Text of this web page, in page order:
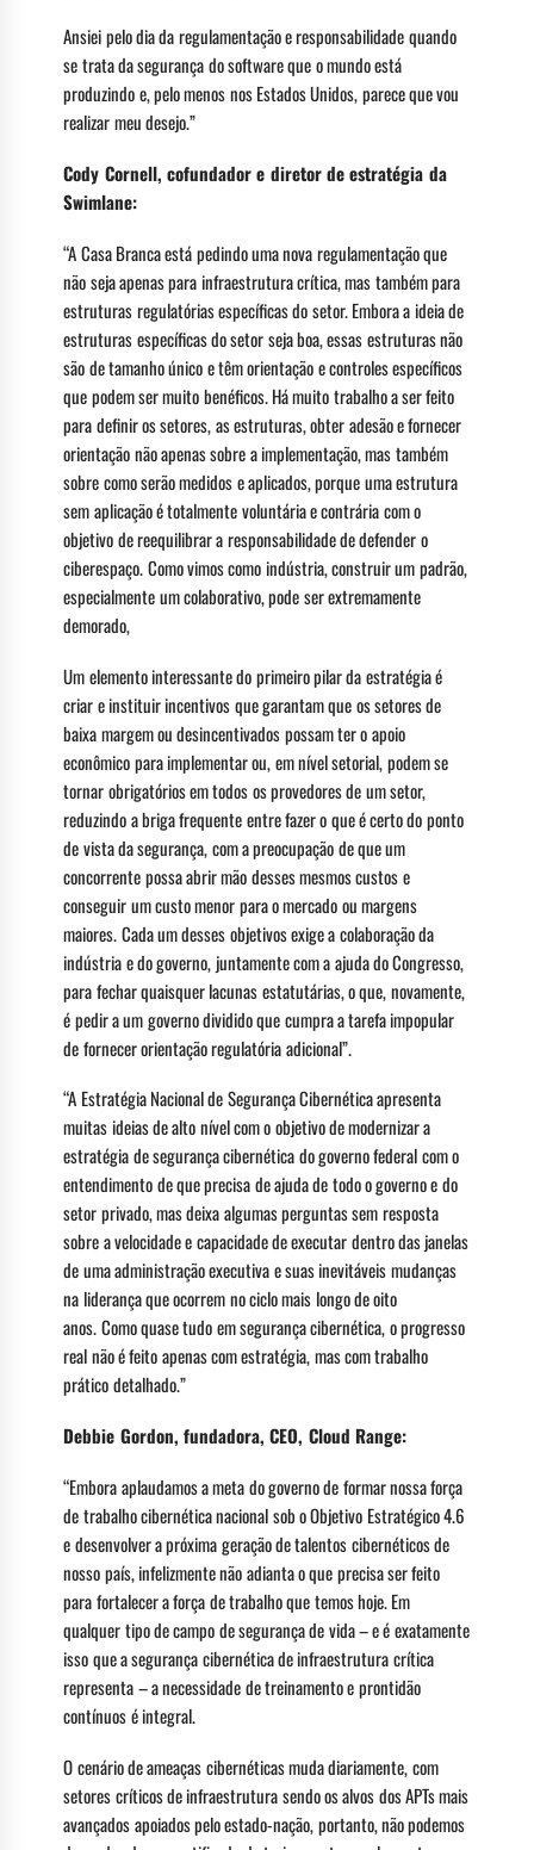
Ansiei pelo dia da regulamentação e responsabilidade quando
se trata da segurança do software que o mundo está
produzindo e, pelo menos nos Estados Unidos, parece que vou
realizar meu desejo.”
Cody Cornell, cofundador e diretor de estratégia da
Swimlane:
“A Casa Branca está pedindo uma nova regulamentação que
não seja apenas para infraestrutura crítica, mas também para
estruturas regulatórias específicas do setor. Embora a ideia de
estruturas específicas do setor seja boa, essas estruturas não
são de tamanho único e têm orientação e controles específicos
que podem ser muito benéficos. Há muito trabalho a ser feito
para definir os setores, as estruturas, obter adesão e fornecer
orientação não apenas sobre a implementação, mas também
sobre como serão medidos e aplicados, porque uma estrutura
sem aplicação é totalmente voluntária e contrária com o
objetivo de reequilibrar a responsabilidade de defender o
ciberespaço. Como vimos como indústria, construir um padrão,
especialmente um colaborativo, pode ser extremamente
demorado,
Um elemento interessante do primeiro pilar da estratégia é
criar e instituir incentivos que garantam que os setores de
baixa margem ou desincentivados possam ter o apoio
econômico para implementar ou, em nível setorial, podem se
tornar obrigatórios em todos os provedores de um setor,
reduzindo a briga frequente entre fazer o que é certo do ponto
de vista da segurança, com a preocupação de que um
concorrente possa abrir mão desses mesmos custos e
conseguir um custo menor para o mercado ou margens
maiores. Cada um desses objetivos exige a colaboração da
indústria e do governo, juntamente com a ajuda do Congresso,
para fechar quaisquer lacunas estatutárias, o que, novamente,
é pedir a um governo dividido que cumpra a tarefa impopular
de fornecer orientação regulatória adicional”.
“A Estratégia Nacional de Segurança Cibernética apresenta
muitas ideias de alto nível com o objetivo de modernizar a
estratégia de segurança cibernética do governo federal com o
entendimento de que precisa de ajuda de todo o governo e do
setor privado, mas deixa algumas perguntas sem resposta
sobre a velocidade e capacidade de executar dentro das janelas
de uma administração executiva e suas inevitáveis ​​mudanças
na liderança que ocorrem no ciclo mais longo de oito
anos. Como quase tudo em segurança cibernética, o progresso
real não é feito apenas com estratégia, mas com trabalho
prático detalhado.”
Debbie Gordon, fundadora, CEO, Cloud Range:
“Embora aplaudamos a meta do governo de formar nossa força
de trabalho cibernética nacional sob o Objetivo Estratégico 4.6
e desenvolver a próxima geração de talentos cibernéticos de
nosso país, infelizmente não adianta o que precisa ser feito
para fortalecer a força de trabalho que temos hoje. Em
qualquer tipo de campo de segurança de vida – e é exatamente
isso que a segurança cibernética de infraestrutura crítica
representa – a necessidade de treinamento e prontidão
contínuos é integral.
O cenário de ameaças cibernéticas muda diariamente, com
setores críticos de infraestrutura sendo os alvos dos APTs mais
avançados apoiados pelo estado-nação, portanto, não podemos